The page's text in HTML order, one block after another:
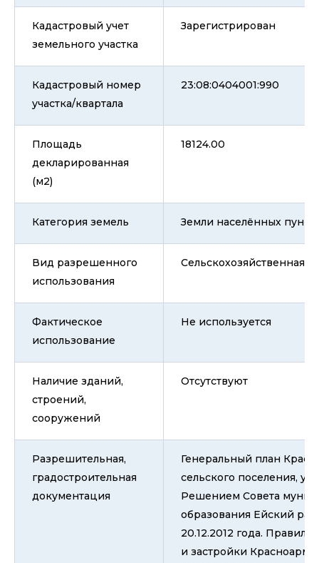
Кадастровый учет
земельного участка
Зарегистрирован
Кадастровый номер
участка/квартала
23:08:0404001:990
Площадь
декларированная
(м2)
18124.00
Категория земель Земли населённых
Вид разрешенного
использования
Сельскохозяйственная
Фактическое
использование
Не используется
Наличие зданий,
строений,
сооружений
Отсутствуют
Разрешительная,
градостроительная
документация
Генеральный план
сельского поселения,
Решением Совета
образования Ейский
20.12.2012 года. Правила
и застройки